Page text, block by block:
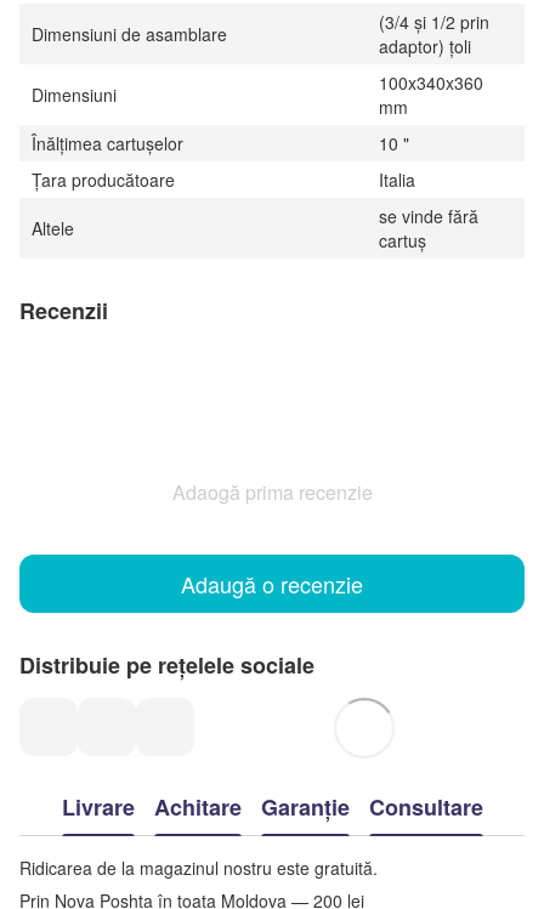
Dimensiuni de asamblare
(3/4 şi 1/2 prin
adaptor) ţoli
Dimensiuni
100x340x360
mm
Înălţimea cartușelor
10 "
Țara producătoare
Italia
Altele
se vinde fără
cartuş
Recenzii
Adaogă prima recenzie
Adaugă o recenzie
Distribuie pe rețelele sociale
Livrare Achitare Garanție Consultare
Ridicarea de la magazinul nostru este gratuită.
Prin Nova Poshta în toata Moldova — 200 lei